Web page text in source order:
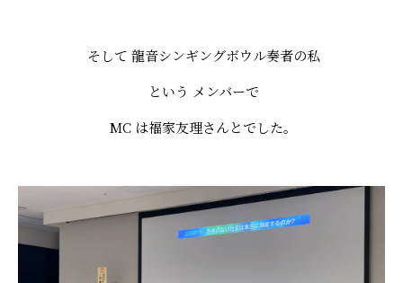
そして 龍音シンギングボウル奏者の私
という メンバーで
MC は福家友理さんとでした。